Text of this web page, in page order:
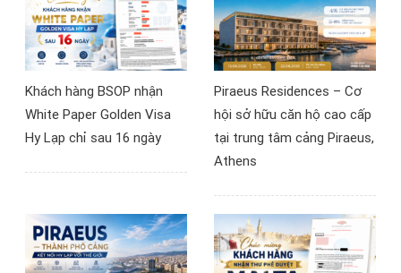
sáu là Malta, Síp,
Bulgaria và Luxembourg
Khách hàng BSOP nhận
White Paper Golden Visa
Hy Lạp chỉ sau 16 ngày
Piraeus Residences – Cơ
hội sở hữu căn hộ cao cấp
tại trung tâm cảng Piraeus,
Athens